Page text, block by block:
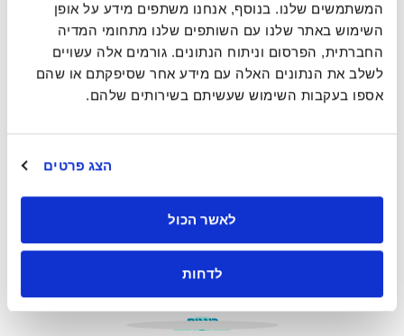
המשתמשים שלנו. בנוסף, אנחנו משתפים מידע על אופן
השימוש באתר שלנו עם השותפים שלנו מתחומי המדיה
החברתית, הפרסום וניתוח הנתונים. גורמים אלה עשויים
לשלב את הנתונים האלה עם מידע אחר שסיפקתם או שהם
אספו בעקבות השימוש שעשיתם בשירותים שלהם.
הצג פרטים
לאשר הכול
לדחות
ZIM היא המקום שבו חדשנות פוגשת הזדמנות. בעזרת
אסטרטגיות דיגיטליות מתקדמות ומחויבות אמיתית לערכי
ESG, יצרנו רשת יעילה וחדשנית שמספקת שירותים יציבים
ואמינים, תוך שמירה על חוויית לקוח אישית במרכז העשייה.
ומובילים חדשנות שמתחילה מהצרכים של הלקוח ומסתיימת
ה־ZIMway, דרך החשיבה והעשייה הייחודית שלנו, הופכת
השפעה אמיתית.
הוגנות